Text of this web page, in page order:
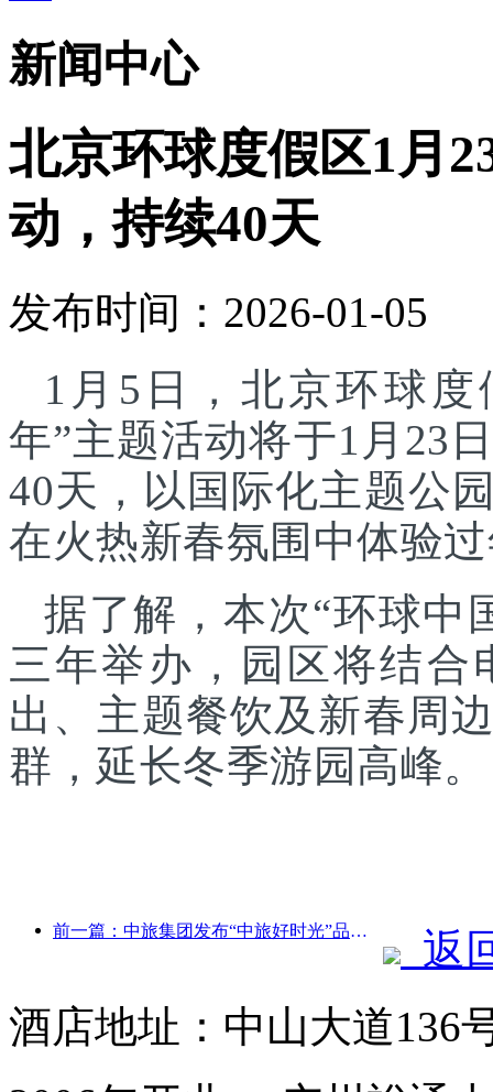
新闻中心
北京环球度假区1月
动，持续40天
发布时间：2026-01-05
1月5日，北京环球度
年”主题活动将于1月23
40天，以国际化主题公
在火热新春氛围中体验
据了解，本次“环球中
三年举办，园区将结合
出、主题餐饮及新春周
群，延长冬季游园高峰。
前一篇：中旅集团发布“中旅好时光”品牌，布局银发旅游市场
返
酒店地址：中山大道136